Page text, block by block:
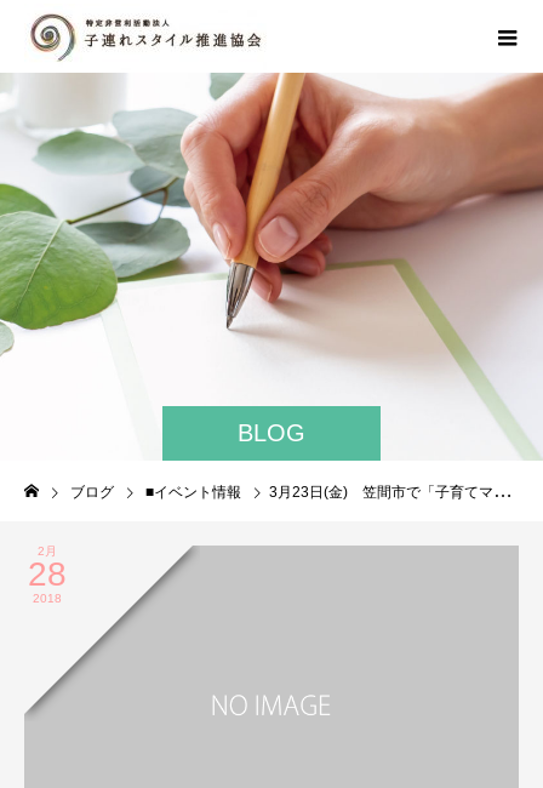
BLOG
ブログ ■イベント情報 3月23日(金) 笠間市で「子育てママのカフェ×トーク」を開催します！
2月
28
2018